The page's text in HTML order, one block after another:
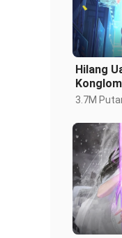
Hilang
3.7M